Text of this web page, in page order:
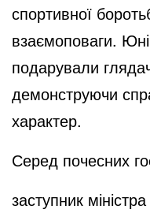
спортивної
взаємоповаги.
подарували
демонструючи
характер.
Серед почесних
заступник